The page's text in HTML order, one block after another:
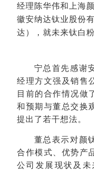
经理陈华伟和上海
徽安纳达钛业股份
达），就未来钛白
宁总首先感谢安
经理方文强及销售
目前的合作情况做
和预期与董总交换
提出了若干想法。
董总表示对颜钛
合作模式、优势产
公司发展现状及